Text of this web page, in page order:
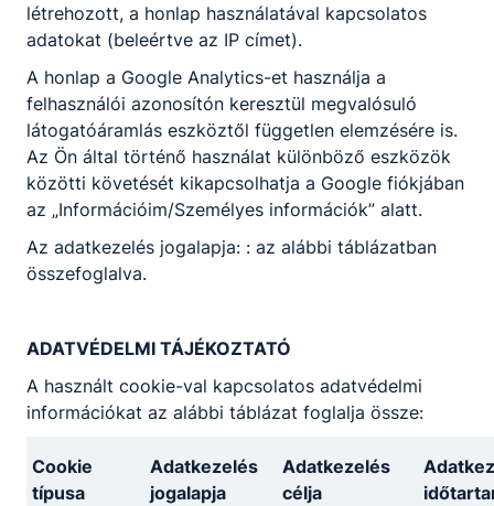
létrehozott, a honlap használatával kapcsolatos
adatokat (beleértve az IP címet).
A honlap a Google Analytics-et használja a
felhasználói azonosítón keresztül megvalósuló
látogatóáramlás eszköztől független elemzésére is.
Az Ön által történő használat különböző eszközök
közötti követését kikapcsolhatja a Google fiókjában
az „Információim/Személyes információk” alatt.
Az adatkezelés jogalapja: : az alábbi táblázatban
összefoglalva.
ADATVÉDELMI TÁJÉKOZTATÓ
A használt cookie-val kapcsolatos adatvédelmi
információkat az alábbi táblázat foglalja össze:
Cookie
típusa
Adatkezelés
jogalapja
Adatkezelés
célja